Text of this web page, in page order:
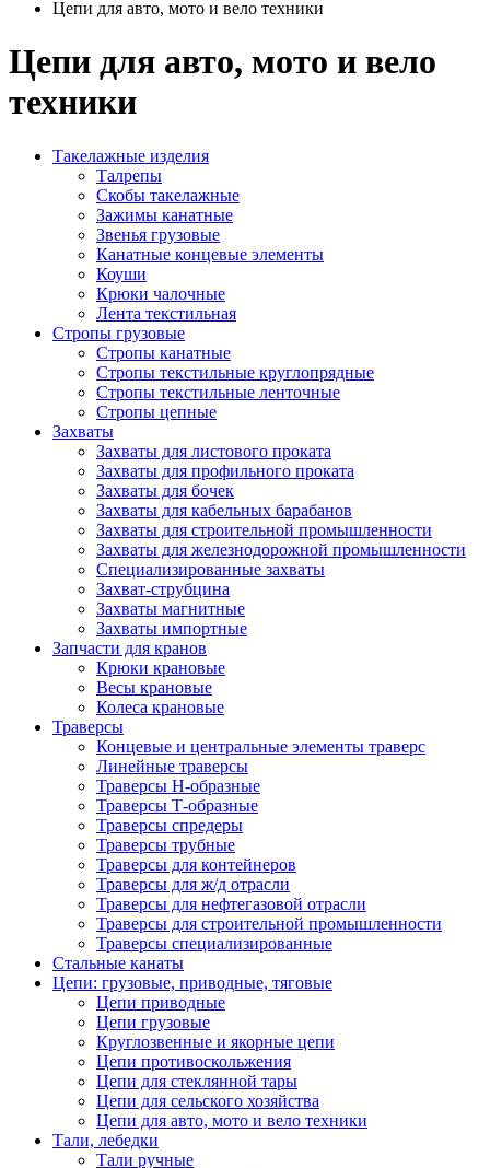
Цепи для авто, мото и вело техники
Цепи для авто, мото и вело
техники
Такелажные изделия
Талрепы
Скобы такелажные
Зажимы канатные
Звенья грузовые
Канатные концевые элементы
Коуши
Крюки чалочные
Лента текстильная
Стропы грузовые
Стропы канатные
Стропы текстильные круглопрядные
Стропы текстильные ленточные
Стропы цепные
Захваты
Захваты для листового проката
Захваты для профильного проката
Захваты для бочек
Захваты для кабельных барабанов
Захваты для строительной промышленности
Захваты для железнодорожной промышленности
Специализированные захваты
Захват-струбцина
Захваты магнитные
Захваты импортные
Запчасти для кранов
Крюки крановые
Весы крановые
Колеса крановые
Траверсы
Концевые и центральные элементы траверс
Линейные траверсы
Траверсы Н-образные
Траверсы Т-образные
Траверсы спредеры
Траверсы трубные
Траверсы для контейнеров
Траверсы для ж/д отрасли
Траверсы для нефтегазовой отрасли
Траверсы для строительной промышленности
Траверсы специализированные
Стальные канаты
Цепи: грузовые, приводные, тяговые
Цепи приводные
Цепи грузовые
Круглозвенные и якорные цепи
Цепи противоскольжения
Цепи для стеклянной тары
Цепи для сельского хозяйства
Цепи для авто, мото и вело техники
Тали, лебедки
Тали ручные